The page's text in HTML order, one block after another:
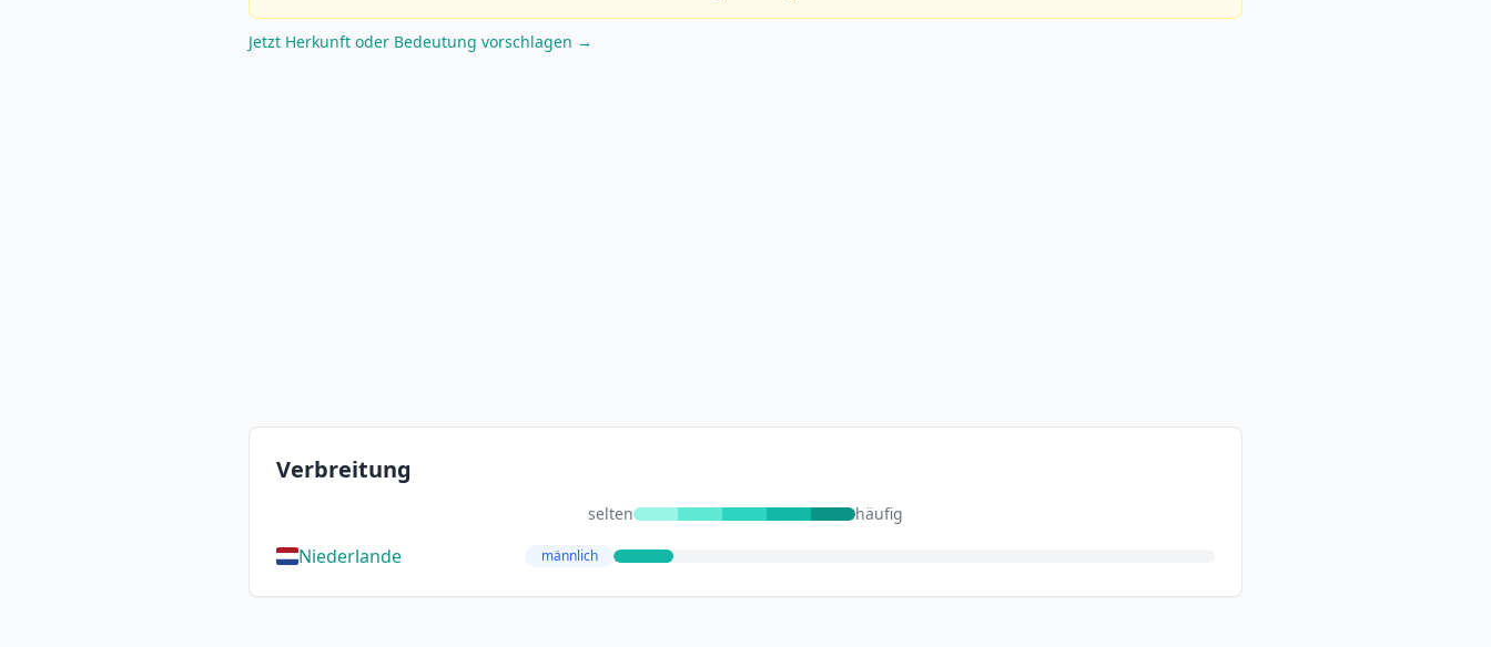
Jetzt Herkunft oder Bedeutung vorschlagen →
Verbreitung
selten häufig
Niederlande männlich